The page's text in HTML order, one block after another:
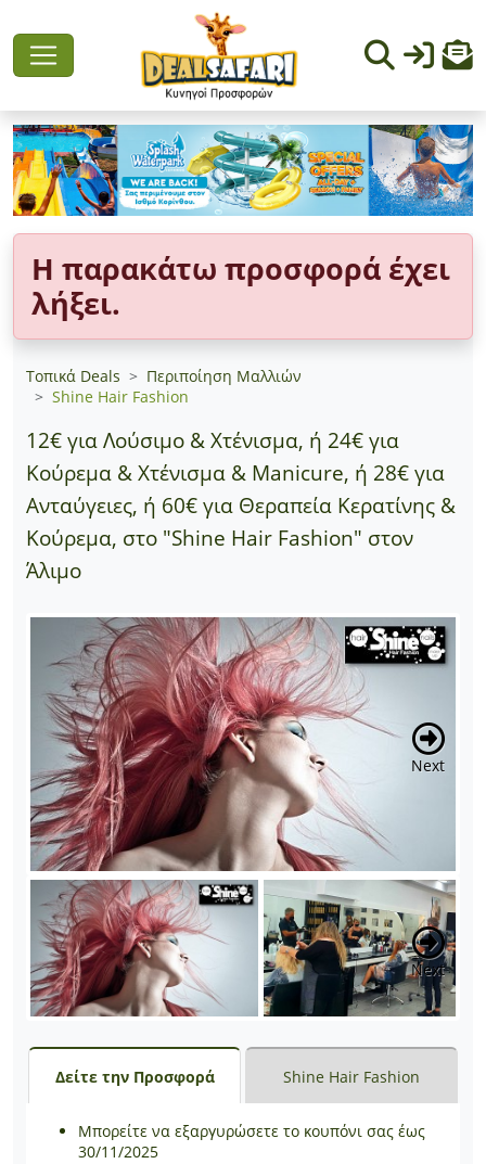
Η παρακάτω προσφορά έχει
λήξει.
Τοπικά Deals
Περιποίηση Μαλλιών
Shine Hair Fashion
12€ για Λούσιμο & Χτένισμα, ή 24€ για
Κούρεμα & Χτένισμα & Manicure, ή 28€ για
Ανταύγειες, ή 60€ για Θεραπεία Κερατίνης &
Κούρεμα, στο "Shine Hair Fashion" στον
Άλιμο
Next
Next
Δείτε την Προσφορά Shine Hair Fashion
Μπορείτε να εξαργυρώσετε το κουπόνι σας έως
30/11/2025